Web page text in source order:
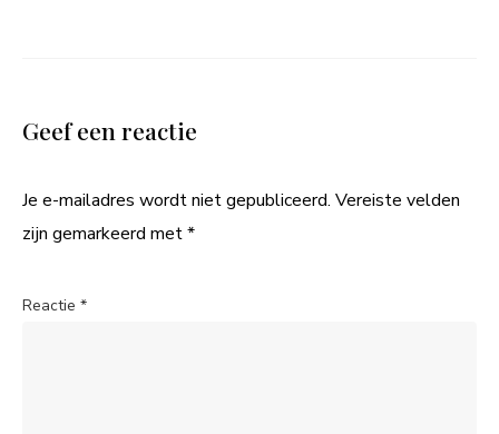
Geef een reactie
Je e-mailadres wordt niet gepubliceerd. Vereiste velden
zijn gemarkeerd met*
Reactie *